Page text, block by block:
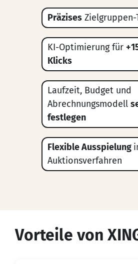
PräzisesZielgruppen-
KI-Optimierung für
Klicks
Laufzeit, Budget und
Abrechnungsmodell
festlegen
Flexible Ausspielung
Auktionsverfahren
Vorteile von